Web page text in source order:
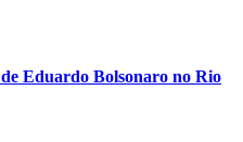
Eduardo Bolsonaro no Rio